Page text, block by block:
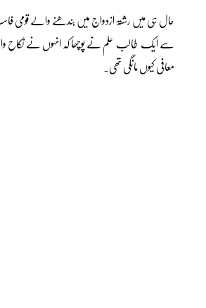
حال ہی میں رشتۂ ازدواج میں بندھنے والے قومی
سے ایک طالب علم نے پوچھا کہ انہوں نے نکاح
معافی کیوں مانگی تھی۔